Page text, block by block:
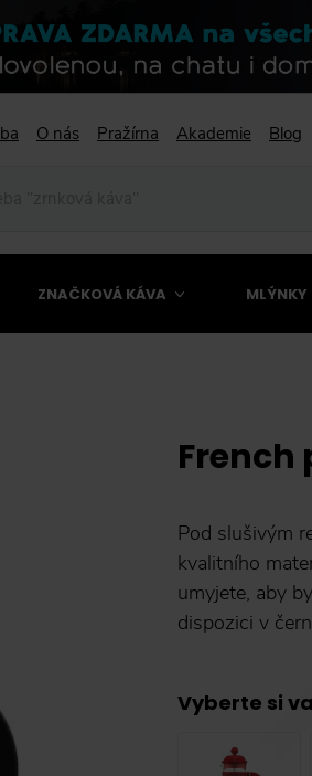
O nás Pražírna Akademie Blog
ZNAČKOVÁ KÁVA MLÝNKY
French
Pod slušivým
kvalitního
umyjete, aby
dispozici v
Vyberte si